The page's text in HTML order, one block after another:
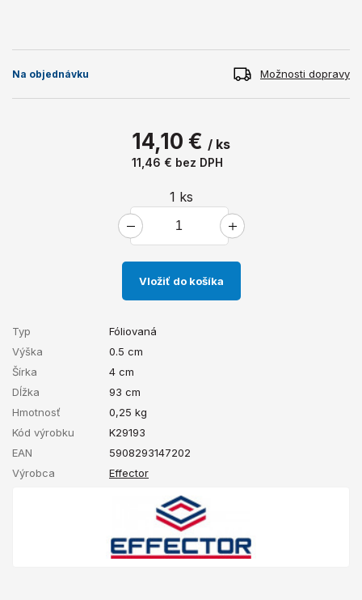
Na objednávku Možnosti dopravy
14,10 € / ks
11,46 € bez DPH
1 ks
Vložiť do košíka
Typ
Fóliovaná
Výška
0.5 cm
Šírka
4 cm
Dĺžka
93 cm
Hmotnosť
0,25 kg
Kód výrobku
K29193
EAN
5908293147202
Výrobca
Effector